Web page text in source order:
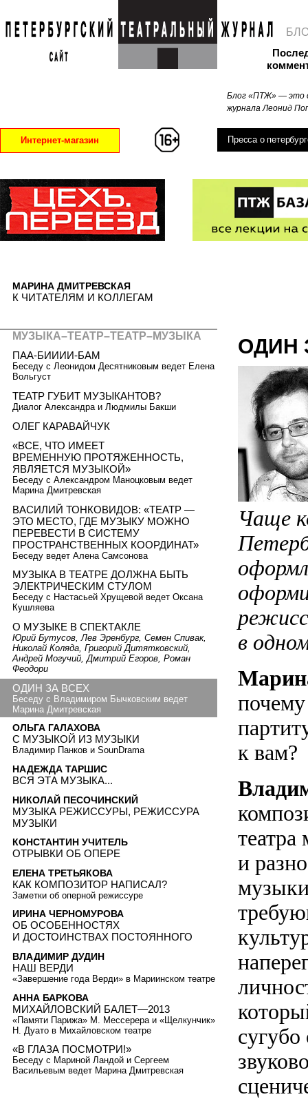
Блог «ПТЖ» — это
журнала Леонид
Интернет-магазин Пресса о
ОДИН
Чаще
в
к вам?
и
МАРИНА ДМИТРЕВСКАЯ
К ЧИТАТЕЛЯМ И КОЛЛЕГАМ
МУЗЫКА–ТЕАТР–ТЕАТР–МУЗЫКА
ПАА-БИИИИ-БАМ
Беседу с Леонидом Десятниковым ведет Елена
Вольгуст
ТЕАТР ГУБИТ МУЗЫКАНТОВ?
Диалог Александра и Людмилы Бакши
ОЛЕГ КАРАВАЙЧУК
«ВСЕ, ЧТО ИМЕЕТ
ВРЕМЕННУЮ ПРОТЯЖЕННОСТЬ,
ЯВЛЯЕТСЯ МУЗЫКОЙ»
Беседу с Александром Маноцковым ведет
Марина Дмитревская
ВАСИЛИЙ ТОНКОВИДОВ: «ТЕАТР —
ЭТО МЕСТО, ГДЕ МУЗЫКУ МОЖНО
ПЕРЕВЕСТИ В СИСТЕМУ
ПРОСТРАНСТВЕННЫХ КООРДИНАТ»
Беседу ведет Алена Самсонова
МУЗЫКА В ТЕАТРЕ ДОЛЖНА БЫТЬ
ЭЛЕКТРИЧЕСКИМ СТУЛОМ
Беседу с Настасьей Хрущевой ведет Оксана
Кушляева
О МУЗЫКЕ В СПЕКТАКЛЕ
Юрий Бутусов, Лев Эренбург, Семен Спивак,
Николай Коляда, Григорий Дитятковский,
Андрей Могучий, Дмитрий Егоров, Роман
Феодори
ОДИН ЗА ВСЕХ
Беседу с Владимиром Бычковским ведет
Марина Дмитревская
ОЛЬГА ГАЛАХОВА
С МУЗЫКОЙ ИЗ МУЗЫКИ
Владимир Панков и SounDrama
НАДЕЖДА ТАРШИС
ВСЯ ЭТА МУЗЫКА...
НИКОЛАЙ ПЕСОЧИНСКИЙ
МУЗЫКА РЕЖИССУРЫ, РЕЖИССУРА
МУЗЫКИ
КОНСТАНТИН УЧИТЕЛЬ
ОТРЫВКИ ОБ ОПЕРЕ
ЕЛЕНА ТРЕТЬЯКОВА
КАК КОМПОЗИТОР НАПИСАЛ?
Заметки об оперной режиссуре
ИРИНА ЧЕРНОМУРОВА
ОБ ОСОБЕННОСТЯХ
И ДОСТОИНСТВАХ ПОСТОЯННОГО
ВЛАДИМИР ДУДИН
НАШ ВЕРДИ
«Завершение года Верди» в Мариинском театре
АННА БАРКОВА
МИХАЙЛОВСКИЙ БАЛЕТ—2013
«Памяти Парижа» М. Мессерера и «Щелкунчик»
Н. Дуато в Михайловском театре
«В ГЛАЗА ПОСМОТРИ!»
Беседу с Мариной Ландой и Сергеем
Васильевым ведет Марина Дмитревская